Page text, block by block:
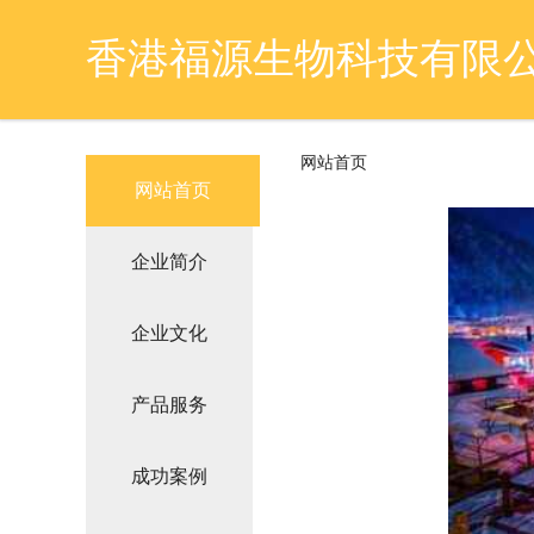
香港福源生物科技有限
网站首页
企业简介
企业文化
产品服务
成功案例
网站首页